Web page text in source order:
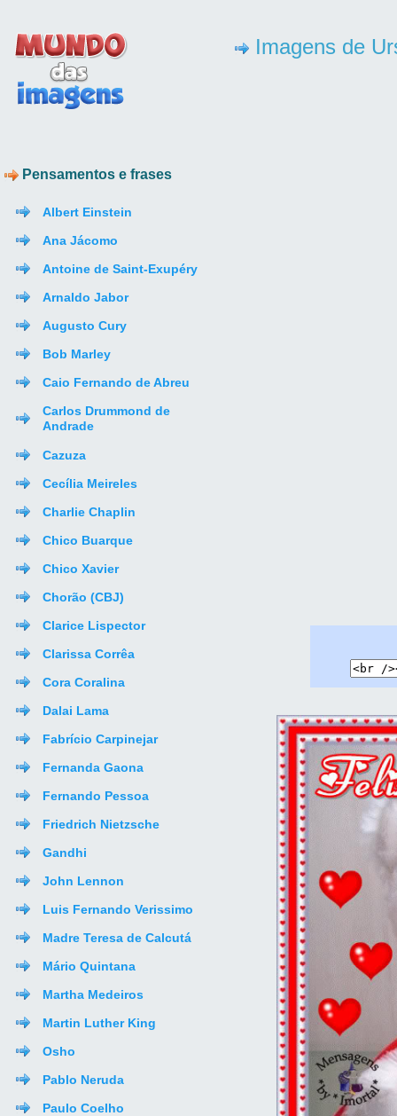
Pensamentos e frases
Albert Einstein
Ana Jácomo
Antoine de Saint-Exupéry
Arnaldo Jabor
Augusto Cury
Bob Marley
Caio Fernando de Abreu
Carlos Drummond de
Andrade
Cazuza
Cecília Meireles
Charlie Chaplin
Chico Buarque
Chico Xavier
Chorão (CBJ)
Clarice Lispector
Clarissa Corrêa
Cora Coralina
Dalai Lama
Fabrício Carpinejar
Fernanda Gaona
Fernando Pessoa
Friedrich Nietzsche
Gandhi
John Lennon
Luis Fernando Verissimo
Madre Teresa de Calcutá
Mário Quintana
Martha Medeiros
Martin Luther King
Osho
Pablo Neruda
Paulo Coelho
Imagens de